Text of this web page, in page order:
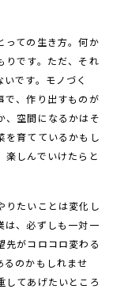
っての生き方。何か
りです。ただ、それ
です。モノづく
で、作り出すものが
、空間になるかはそ
を育てているかもし
楽しんでいけたらと
りたいことは変化し
は、必ずしも一対一
先がコロコロ変わる
るのかもしれませ
してあげたいところ